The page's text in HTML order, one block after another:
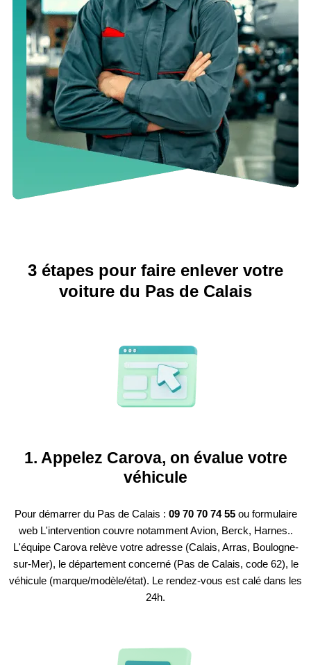
3 étapes pour faire enlever votre
voiture du Pas de Calais
1. Appelez Carova, on évalue votre
véhicule
Pour démarrer du Pas de Calais : 09 70 70 74 55ou formulaire
web L'intervention couvre notamment Avion, Berck, Harnes..
L'équipe Carova relève votre adresse (Calais, Arras, Boulogne-
sur-Mer), le département concerné (Pas de Calais, code 62), le
véhicule (marque/modèle/état). Le rendez-vous est calé dans les
24h.